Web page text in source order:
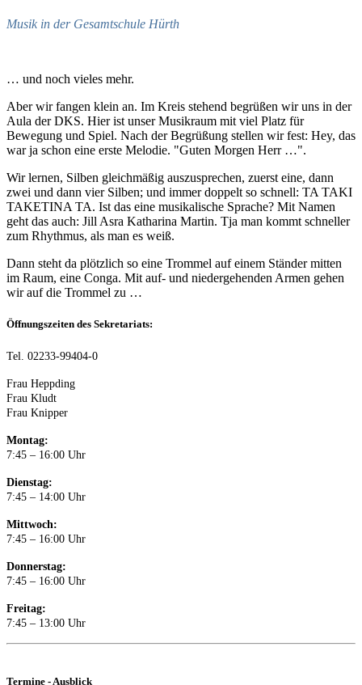
Musik in der Gesamtschule Hürth
… und noch vieles mehr.
Aber wir fangen klein an. Im Kreis stehend begrüßen wir uns in der
Aula der DKS. Hier ist unser Musikraum mit viel Platz für
Bewegung und Spiel. Nach der Begrüßung stellen wir fest: Hey, das
war ja schon eine erste Melodie. "Guten Morgen Herr …".
Wir lernen, Silben gleichmäßig auszusprechen, zuerst eine, dann
zwei und dann vier Silben; und immer doppelt so schnell: TA TAKI
TAKETINA TA. Ist das eine musikalische Sprache? Mit Namen
geht das auch: Jill Asra Katharina Martin. Tja man kommt schneller
zum Rhythmus, als man es weiß.
Dann steht da plötzlich so eine Trommel auf einem Ständer mitten
im Raum, eine Conga. Mit auf- und niedergehenden Armen gehen
wir auf die Trommel zu …
Öffnungszeiten des Sekretariats:
Tel. 02233-99404-0
Frau Heppding
Frau Kludt
Frau Knipper
Montag:
7:45 – 16:00 Uhr
Dienstag:
7:45 – 14:00 Uhr
Mittwoch:
7:45 – 16:00 Uhr
Donnerstag:
7:45 – 16:00 Uhr
Freitag:
7:45 – 13:00 Uhr
Termine - Ausblick